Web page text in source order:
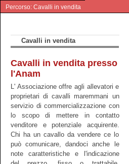
Percorso: Cavalli in vendita
Cavalli in vendita
Cavalli in vendita presso
l'Anam
L' Associazione offre agli allevatori e
proprietari di cavalli maremmani un
servizio di commercializzazione con
lo scopo di mettere in contatto
venditore e potenziale acquirente.
Chi ha un cavallo da vendere ce lo
può comunicare, dandoci anche le
note caratteristiche e l'indicazione